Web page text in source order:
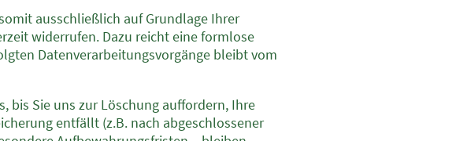
ausschließlich auf Grundlage Ihrer
widerrufen. Dazu reicht eine formlose
Datenverarbeitungsvorgänge bleibt vom
bis Sie uns zur Löschung auffordern, Ihre
entfällt (z.B. nach abgeschlossener